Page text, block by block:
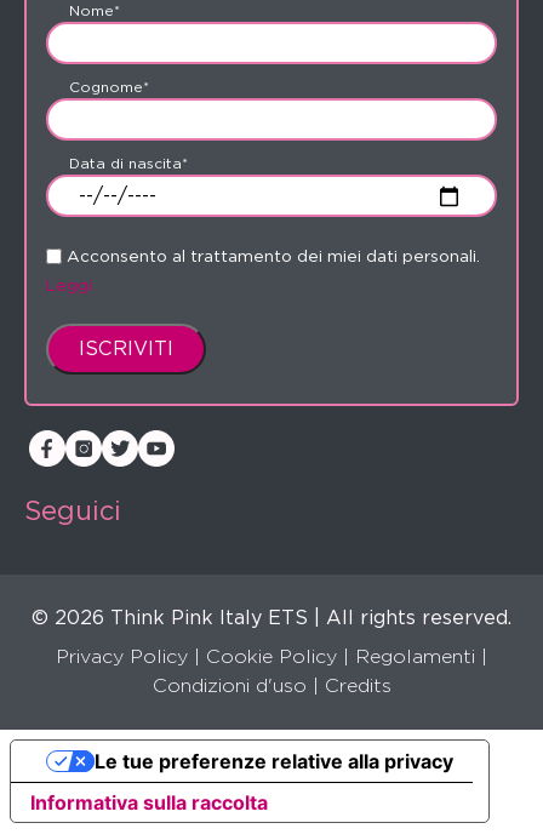
Nome*
Cognome*
Data di nascita*
Acconsento al trattamento dei miei dati personali.
Leggi
Seguici
© 2026 Think Pink Italy ETS | All rights reserved.
Privacy Policy
Cookie Policy Regolamenti
Condizioni d'uso |
Credits
Informativa sulla raccolta
Le tue preferenze relative alla privacy